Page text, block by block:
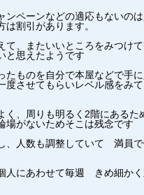
ンペーンなどの適応もないの
は割引があります。
て、またいいところをみつけ
と思えたようです
たものを自分で本屋などで手
させてもらいレベル感をみて
く、周りも明るく2階にあるた
場がないためそこは残念です
、人数も調整していて 満員
人にあわせて毎週 きめ細か